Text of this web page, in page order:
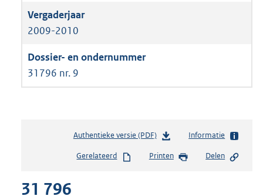
2009-2010
31796 nr. 9
Authentieke versie (PDF)b
s
Informatie
Gerelateerd Printen Delen
31 796